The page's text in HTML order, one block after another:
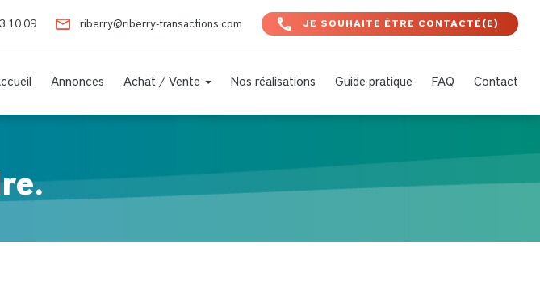
10 09 riberry@riberry-transactions.com JE SOUHAITE ÊTRE CONTACTÉ(E)
Annonces Achat / Vente Nos réalisations Guide pratique FAQ Contact